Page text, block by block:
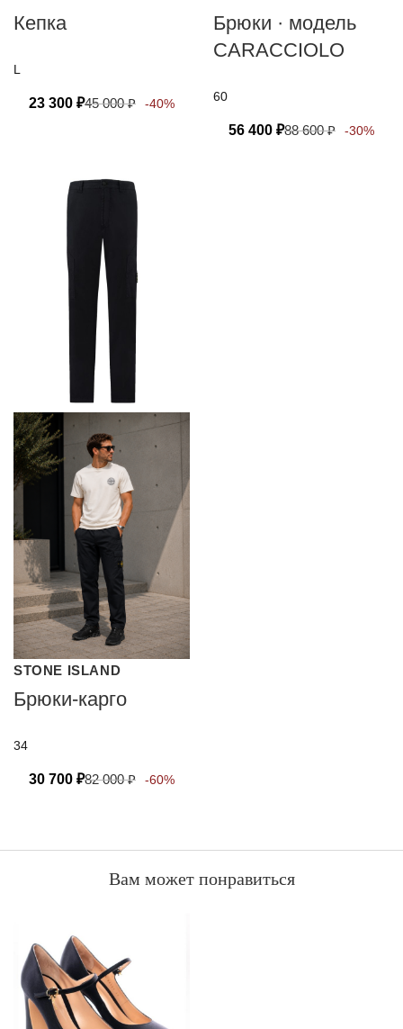
Кепка
L
23 300 ₽45 000₽ -40%
Брюки · модель
CARACCIOLO
60
56 400 ₽88 600₽ -30%
STONE ISLAND
Брюки-карго
34
30 700 ₽82 000₽ -60%
Вам может понравиться